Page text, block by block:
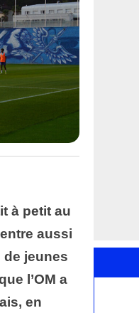
à petit au
aussi
de jeunes
l’OM a
en